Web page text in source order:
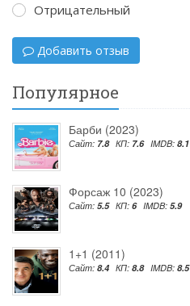
Отрицательный
Добавить отзыв
Популярное
Барби (2023)
Сайт: 7.8 КП: 7.6 IMDB: 8.1
Форсаж 10 (2023)
Сайт: 5.5 КП: 6 IMDB: 5.9
1+1 (2011)
Сайт: 8.4 КП: 8.8 IMDB: 8.5